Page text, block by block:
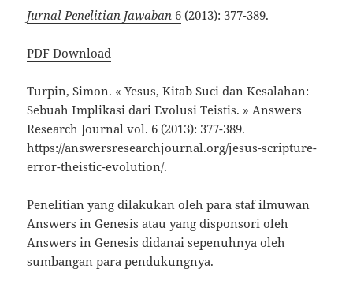
Jurnal Penelitian Jawaban 6 (2013): 377-389.
PDF Download
Turpin, Simon. « Yesus, Kitab Suci dan Kesalahan:
Sebuah Implikasi dari Evolusi Teistis. » Answers
Research Journal vol. 6 (2013): 377-389.
https://answersresearchjournal.org/jesus-scripture-
error-theistic-evolution/.
Penelitian yang dilakukan oleh para staf ilmuwan
Answers in Genesis atau yang disponsori oleh
Answers in Genesis didanai sepenuhnya oleh
sumbangan para pendukungnya.